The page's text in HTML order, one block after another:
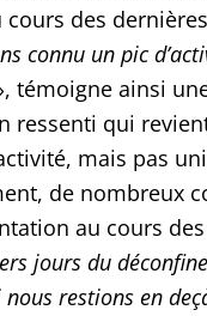
des
connu un pic
témoigne ainsi
ressenti qui
mais pas
de nombreux
au cours
jours du
restions en